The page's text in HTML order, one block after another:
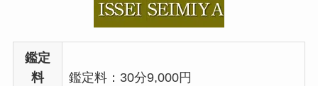
鑑定
料
鑑定料：30分9,000円